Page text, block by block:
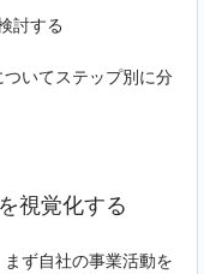
討する
いてステップ別に分
視覚化する
ず自社の事業活動を